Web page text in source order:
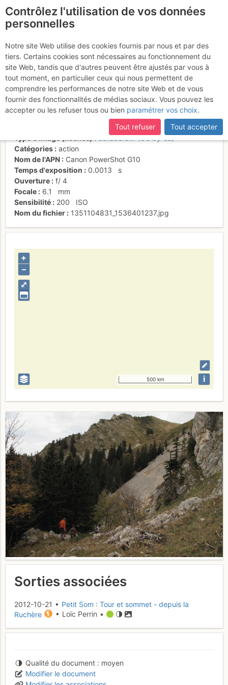
certaines pages ne sont plus accessibles, manquantes ou
incomplètes, déconnectez-vous puis reconnectez-vous à votre
compte sur le site.
Entre le Habert de
Bovinant et le Pas du Loup
Activités
Date/heure
Thomas Ribière
collaboratif (CC by-sa)
Catégories
action
Nom de l'APN
Canon PowerShot G10
Temps d'exposition
0.0013
s
Ouverture
f/ 4
Focale
6.1
mm
Sensibilité
200
ISO
Nom du fichier
1351104831_1536401237.jpg
⤢
+
–
500 km i
Sorties associées
2012-10-21 • Petit Som : Tour et sommet - depuis la
Ruchère
• Loïc Perrin •
Qualité du document
moyen
Modifier le document
Contrôlez l'utilisation de vos données
personnelles
Notre site Web utilise des cookies fournis par nous et par des
tiers. Certains cookies sont nécessaires au fonctionnement du
site Web, tandis que d'autres peuvent être ajustés par vous à
tout moment, en particulier ceux qui nous permettent de
comprendre les performances de notre site Web et de vous
fournir des fonctionnalités de médias sociaux. Vous pouvez les
accepter ou les refuser tous ou bien paramétrer vos choix.
Tout refuser
Tout accepter